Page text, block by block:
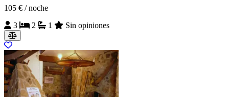
105 € / noche
3
2 1 Sin opiniones